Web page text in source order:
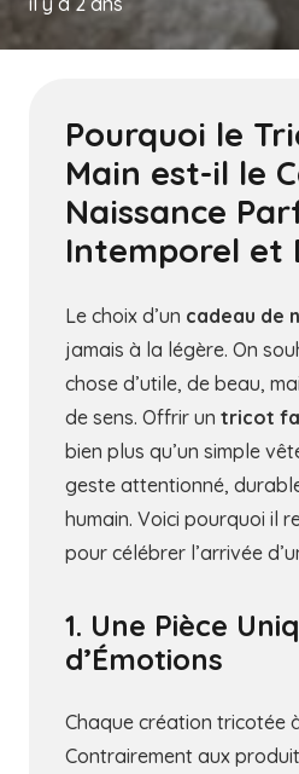
Pourquoi le
Main est-il le
Naissance
Intemporel et
Le choix d’un cadeau de
jamais à la légère. On
chose d’utile, de beau,
de sens. Offrir un tricot
bien plus qu’un simple
geste attentionné,
humain. Voici pourquoi il
pour célébrer l’arrivée
1. Une Pièce
d’Émotions
Chaque création tricotée
Contrairement aux